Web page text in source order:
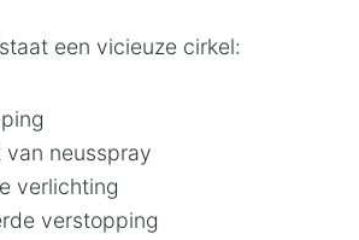
een vicieuze cirkel:
van neusspray
verlichting
verstopping